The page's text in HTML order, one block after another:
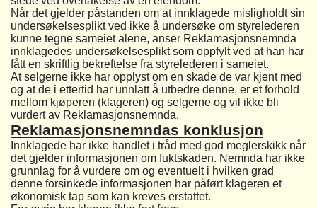
Når det gjelder påstanden om at innklagede misligholdt sin
undersøkelsesplikt ved ikke å undersøke om styrelederen
kunne tegne sameiet alene, anser Reklamasjonsnemnda
innklagedes undersøkelsesplikt som oppfylt ved at han har
fått en skriftlig bekreftelse fra styrelederen i sameiet.
At selgerne ikke har opplyst om en skade de var kjent med
og at de i ettertid har unnlatt å utbedre denne, er et forhold
mellom kjøperen (klageren) og selgerne og vil ikke bli
vurdert av Reklamasjonsnemnda.
Reklamasjonsnemndas konklusjon
Innklagede har ikke handlet i tråd med god meglerskikk når
det gjelder informasjonen om fuktskaden. Nemnda har ikke
grunnlag for å vurdere om og eventuelt i hvilken grad
denne forsinkede informasjonen har påført klageren et
økonomisk tap som kan kreves erstattet.